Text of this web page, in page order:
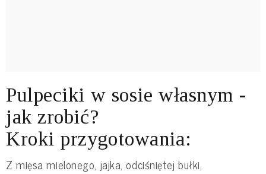
Pulpeciki w sosie własnym -
jak zrobić?
Kroki przygotowania:
Z mięsa mielonego, jajka, odciśniętej bułki,